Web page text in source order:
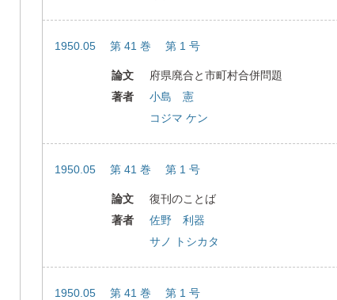
1950.05 第 41 巻 第 1 号
論文
府県廃合と市町村合併問題
著者
小島 憲
コジマ ケン
1950.05 第 41 巻 第 1 号
論文
復刊のことば
著者
佐野 利器
サノ トシカタ
1950.05 第 41 巻 第 1 号